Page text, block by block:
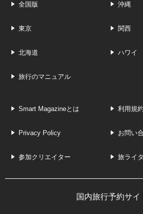
全国版 沖縄
東京 関西
北海道 ハワイ
旅行のマニュアル
Smart Magazineとは 利用規約
Privacy Policy お問い
参加クリエイター 旅ライ
国内旅行予約サイ